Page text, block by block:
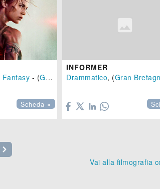
,USA-2024)
Fantasy - (Gran Bretagna ,USA -2018 ), 118
Scheda »
INFORMER
Drammatico, (Gran
Vai alla filmografia